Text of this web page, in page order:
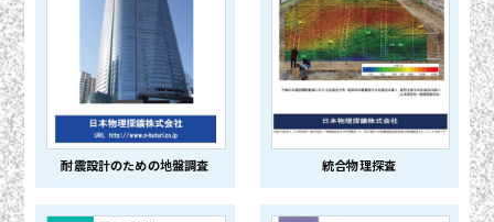
耐震設計のための地盤調査 統合物理探査